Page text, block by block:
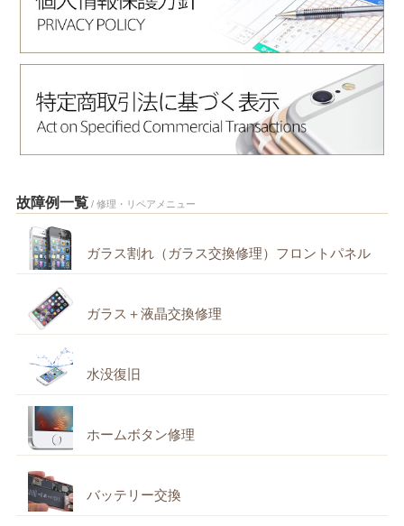
故障例一覧 / 修理・リペアメニュー
ガラス割れ（ガラス交換修理）フロントパネル
ガラス＋液晶交換修理
水没復旧
ホームボタン修理
バッテリー交換